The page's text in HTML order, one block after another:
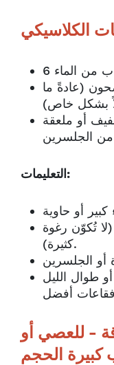
الكلاسيكي
من الماء
(عادةً ما
بشكل خاص)
أو ملعقة
من الجلسرين
التعليمات:
تُكوّن رغوة
كثيرة).
طوال الليل
- للعصي أو
كبيرة الحجم